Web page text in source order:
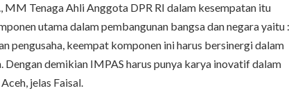
MM Tenaga Ahli Anggota DPR RI dalam kesempatan itu
utama dalam pembangunan bangsa dan negara yaitu :
pengusaha, keempat komponen ini harus bersinergi dalam
Dengan demikian IMPAS harus punya karya inovatif dalam
jelas Faisal.